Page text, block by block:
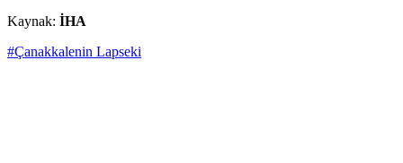
Kaynak: İHA
#Çanakkalenin Lapseki